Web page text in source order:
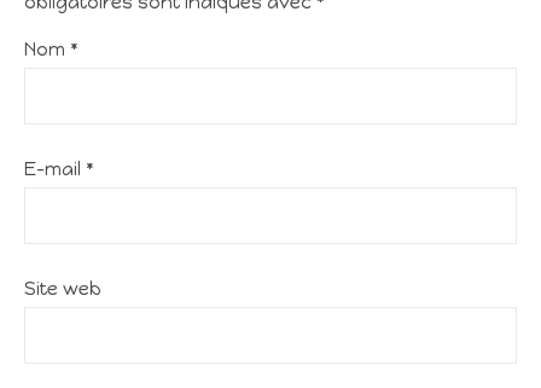
Nom *
E-mail *
Site web